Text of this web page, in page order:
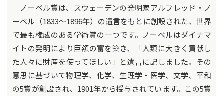
ノーベル賞は、スウェーデンの発明家アルフレッド・ノ
ーベル（1833～1896年）の遺言をもとに創設された、世界
で最も権威のある学術賞の一つです。ノーベルはダイナマ
イトの発明により巨額の富を築き、「人類に大きく貢献し
た人々に財産を使ってほしい」と遺言に記しました。その
意思に基づいて物理学、化学、生理学・医学、文学、平和
の5賞が創設され、1901年から授与されています。この5賞